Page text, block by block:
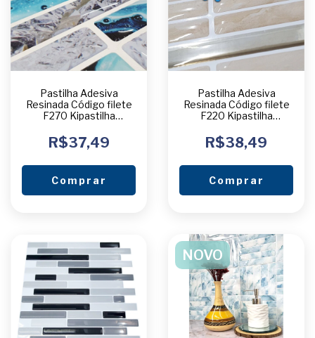
Pastilha Adesiva
Resinada Código filete
F270 Kipastilha
R$37,49
Comprar
Pastilha Adesiva
Resinada Código filete
F220 Kipastilha
R$38,49
Comprar
NOVO